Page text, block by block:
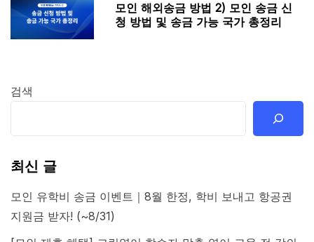
모인 해외송금 방법 2) 모인 송금 신
청 방법 및 송금 가능 국가 총정리
검색
최신 글
모인 유학비 송금 이벤트｜8월 한정, 학비 보내고 항공권
지원금 받자! (~8/31)